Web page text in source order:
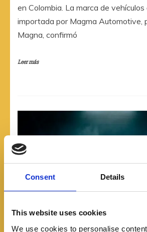
Consent Details
This website uses cookies
We use cookies to personalise
en Colombia. La marca de vehículos
importada por Magma Automotive,
Magna, confirmó
Leer más